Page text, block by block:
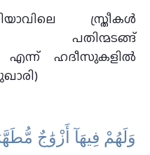
സ്ത്രീകൾ
പതിന്മടങ്ങ്
എന്ന് ഹദീസുകളിൽ
وَلَهُمْ فِيهَآ أَزْوَٰجٌ